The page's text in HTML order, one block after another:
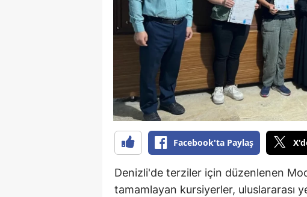
Bilecik
Bingöl
Bitlis
Bolu
Burdur
Bursa
Çankırı
Facebook'ta Paylaş
Denizli'de terziler için düzenlenen
tamamlayan kursiyerler, uluslararası